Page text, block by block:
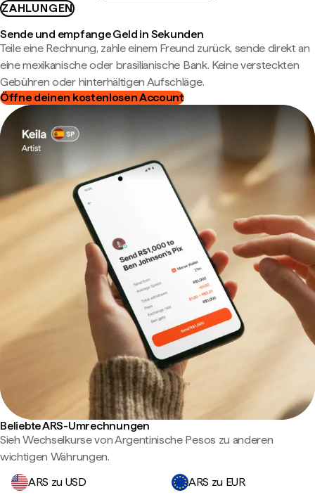
ZAHLUNGEN
Sende und empfange Geld in Sekunden
Teile eine Rechnung, zahle einem Freund zurück, sende direkt an
eine mexikanische oder brasilianische Bank. Keine versteckten
Gebühren oder hinterhältigen Aufschläge.
Öffne deinen kostenlosen Account
Beliebte ARS-Umrechnungen
Sieh Wechselkurse von Argentinische Pesos zu anderen
wichtigen Währungen.
ARS zu USD
ARS zu EUR